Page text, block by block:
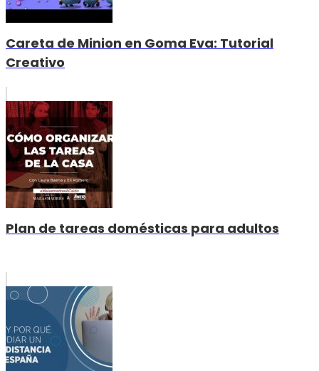
Careta de Minion en Goma Eva: Tutorial
Creativo
Plan de tareas domésticas para adultos